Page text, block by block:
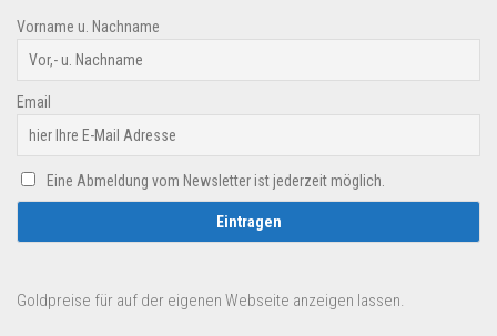
Vorname u. Nachname
Email
Eine Abmeldung vom Newsletter ist jederzeit möglich.
Goldpreise für auf der eigenen Webseite anzeigen lassen.